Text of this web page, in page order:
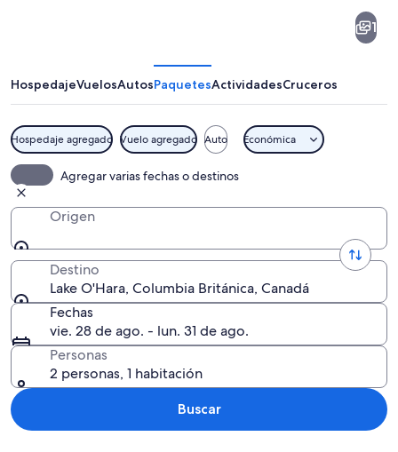
1
HospedajeVuelosAutosPaquetesActividadesCruceros
Hospedaje agregado Vuelo agregado Auto Económica
Agregar varias fechas o destinos
Origen
Destino
Lake O'Hara, Columbia Británica, Canadá
Fechas
vie. 28 de ago. - lun. 31 de ago.
Personas
2 personas, 1 habitación
Buscar